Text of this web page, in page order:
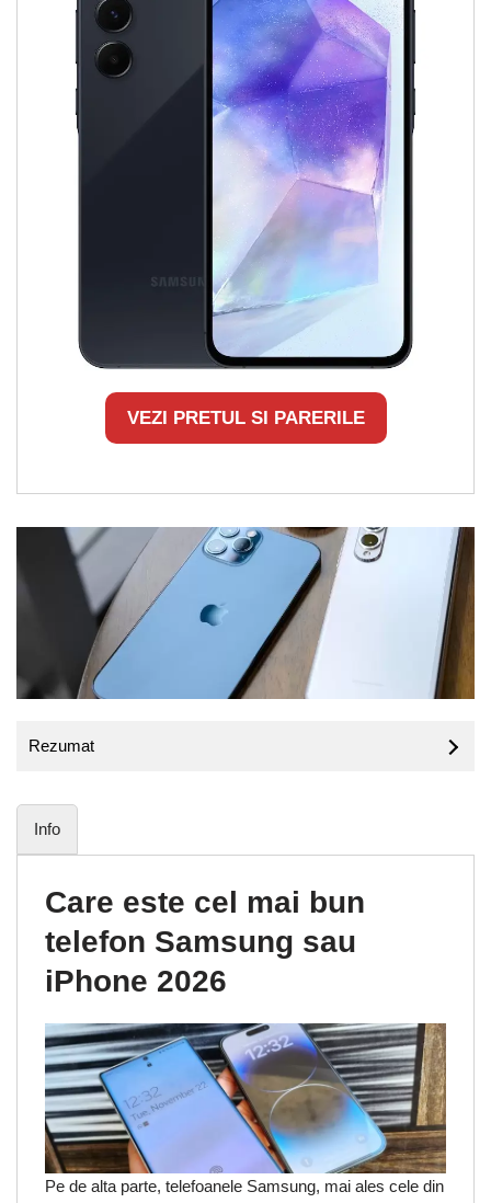
VEZI PRETUL SI PARERILE
Rezumat
Info
Care este cel mai bun
telefon Samsung sau
iPhone 2026
Pe de alta parte, telefoanele Samsung, mai ales cele din